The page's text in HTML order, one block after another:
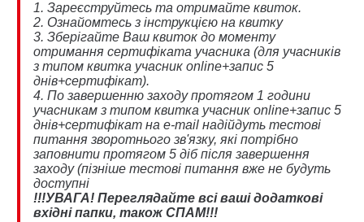
1. Зареєструйтесь та отримайте квиток.
2. Ознайомтесь з інструкцією на квитку
3. Зберігайте Ваш квиток до моменту
отримання сертифіката учасника (для учасників
з типом квитка учасник online+запис 5
днів+сертифікат).
4. По завершенню заходу протягом 1 години
учасникам з типом квитка учасник online+запис 5
днів+сертифікат на e-mail надійдуть тестові
питання зворотнього зв'язку, які потрібно
заповнити протягом 5 діб після завершення
заходу (пізніше тестові питання вже не будуть
доступні
!!!УВАГА! Переглядайте всі ваші додаткові
вхідні папки, також СПАМ!!!